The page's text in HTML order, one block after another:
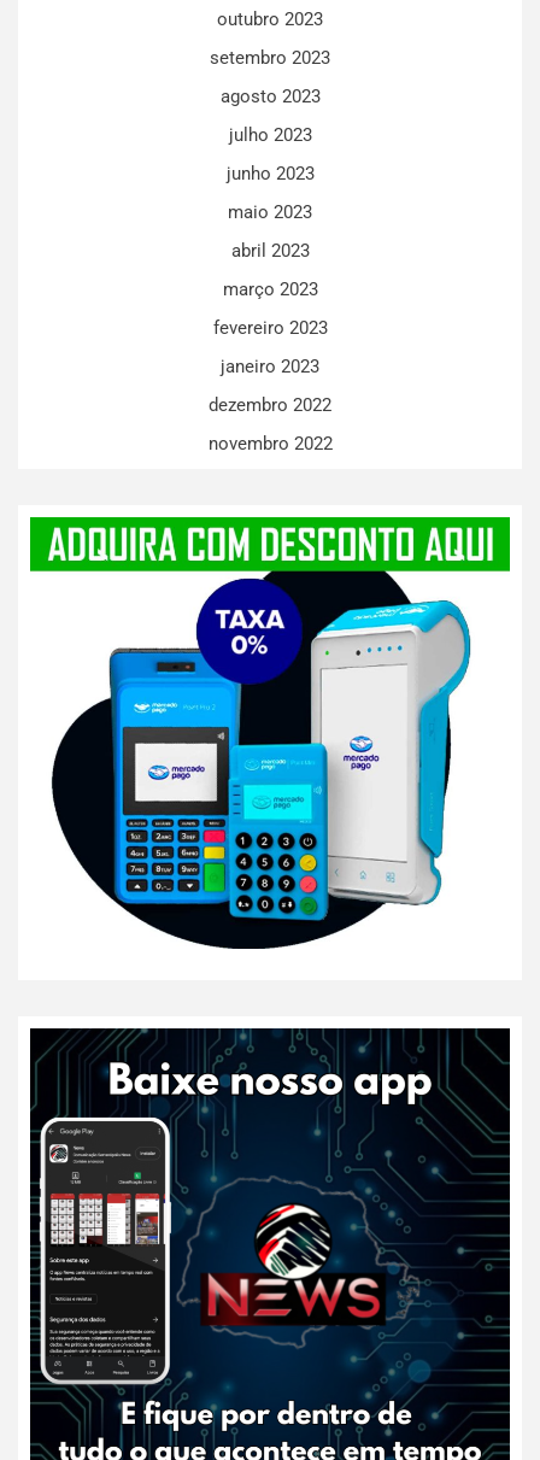
outubro 2023
setembro 2023
agosto 2023
julho 2023
junho 2023
maio 2023
abril 2023
março 2023
fevereiro 2023
janeiro 2023
dezembro 2022
novembro 2022